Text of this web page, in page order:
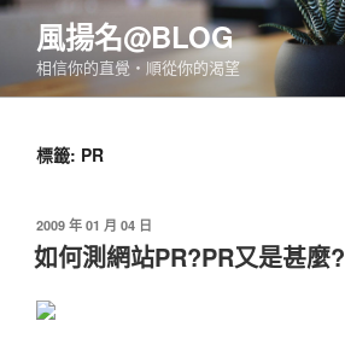
跳
要
風揚名@BLOG
相信你的直覺‧順從你的渴望
標籤: PR
發
佈
於
2009 年 01 月 04 日
如何測網站PR?PR又是甚麼?